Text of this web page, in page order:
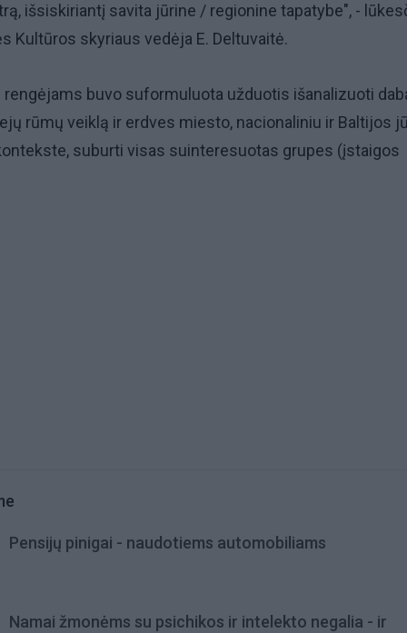
išsiskiriantį savita jūrine / regionine tapatybe", -
Kultūros skyriaus vedėja E. Deltuvaitė.
buvo suformuluota užduotis išanalizuoti
rūmų veiklą ir erdves miesto, nacionaliniu ir Baltijos
suburti visas suinteresuotas grupes (įstaigos
Pensijų pinigai - naudotiems automobiliams
Namai žmonėms su psichikos ir intelekto negalia - ir